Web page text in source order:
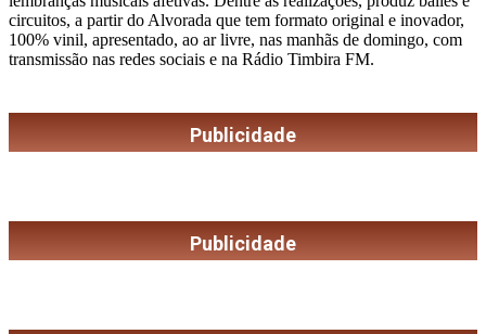
circuitos, a partir do Alvorada que tem formato original e inovador,
100% vinil, apresentado, ao ar livre, nas manhãs de domingo, com
transmissão nas redes sociais e na Rádio Timbira FM.
Publicidade
Publicidade